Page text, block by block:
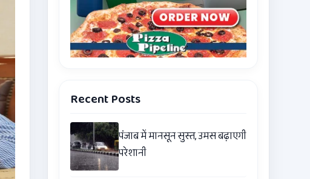
Recent Posts
पंजाब में मानसून सुस्त, उमस बढ़ाएगी
परेशानी